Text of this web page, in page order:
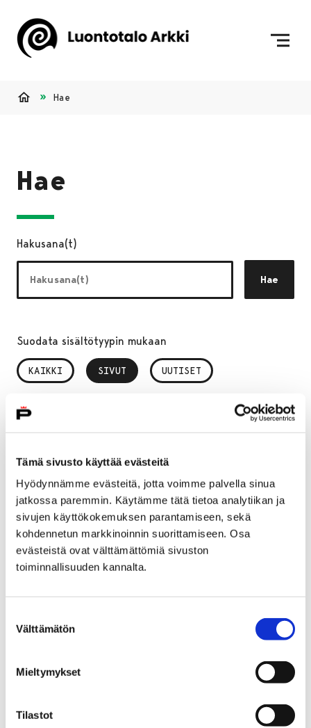
Tämä sivusto käyttää evästeitä
Hyödynnämme evästeitä, jotta voimme palvella sinua
jatkossa paremmin. Käytämme tätä tietoa analytiikan ja
sivujen käyttökokemuksen parantamiseen, sekä
kohdennetun markkinoinnin suorittamiseen. Osa
evästeistä ovat välttämättömiä sivuston
toiminnallisuuden kannalta.
valinta
Välttämätön
Mieltymykset
Tilastot
Hae
Hae
Hakusana(t)
Hae
Suodata sisältötyypin mukaan
KAIKKI SIVUT
, VALITTU UUTISET
Suodata julkaisuajan mukaan
Kuukausi, valinta lähettää lomakkeenVuosi, valinta lähettää lomakkeen
Haku " " palautti 61 tulosta
7